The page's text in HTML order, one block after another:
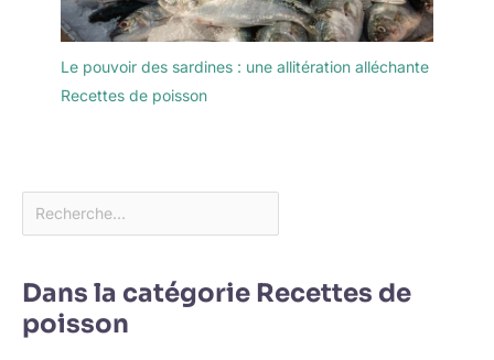
Le pouvoir des sardines : une allitération alléchante
Recettes de poisson
Dans la catégorie Recettes de
poisson